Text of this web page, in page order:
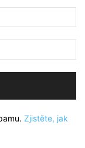
Zjistěte, jak